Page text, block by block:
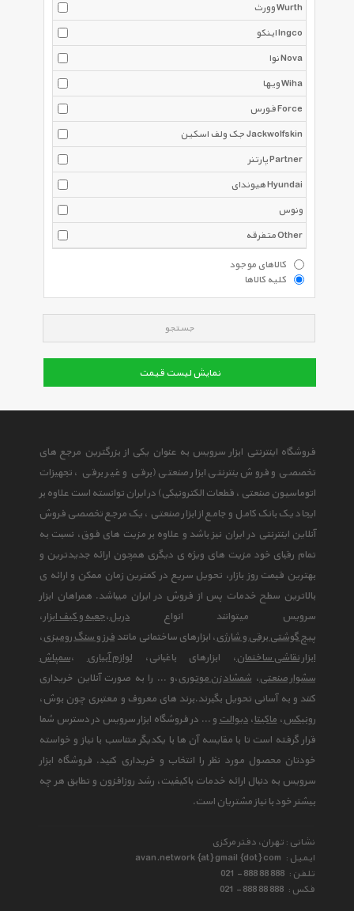
وورث Wurth
اینکو Ingco
نوا Nova
ویها Wiha
فورس Force
جک ولف اسکین Jackwolfskin
پارتنر Partner
هیوندای Hyundai
ونوس
متفرقه Other
کالاهای موجود
کلیه کالاها
جستجو
نمایش لیست قیمت
فروشگاه اینترنتی ابزار سرویس به عنوان یکی از بزرگترین مرجع های
تخصصی و فروش ینترنتی ابزار صنعتی (برقی و غیر برقی ، تجهیزات
اتوماسیون صنعتی ، قطعات الکترونیکی) در ایران توانسته است علاوه بر
ایجاد یک بانک کامل و جامع از ابزار صنعتی ، یک مرجع تخصصی فروش
آنلاین اینترنتی در ایران نیز باشد و علاوه بر مزیت های فوق، نسبت به
تمام رقبای خود مزیت های ویژه ی دیگری همچون ارائه جدیدترین و
بهترین قیمت روز بازار، تحویل سریع در کمترین زمان ممکن و ارائه ی
بالاترین سطح خدمات پس از فروش در ایران میباشد. همراهان ابزار
سرویس میتوانند انواع دریل،جعبه و کیف ابزار،
پیچ گوشتی برقی و شارژی، ابزارهای ساختمانی مانند فرز و سنگ رومیزی،
ابزار نقاشی ساختمان، ابزارهای باغبانی،لوازم آبیاری ،سمپاش
سشوار صنعتی،شمشاد زن موتوری،و ... را به صورت آنلاین خریداری
کنند و به آسانی تحویل بگیرند.برند های معروف و معتبری چون بوش،
رونیکس،ماکیتا،دیوالتو ... در فروشگاه ابزار سرویس در دسترس شما
قرار گرفته است تا با مقایسه آن ها با یکدیگر متناسب با نیاز و خواسته
خودتان محصول مورد نظر را انتخاب و خریداری کنید. فروشگاه ابزار
سرویس به دنبال ارائه خدمات باکیفیت، رشد روزافزون و تطابق هر چه
بیشتر خود با نیاز مشتریان است.
نشانی : تهران، دفتر مرکزی
ایمیل : avan.network {at} gmail {dot} com
تلفن : 021 - 888 88 888
فکس : 021 - 888 88 888